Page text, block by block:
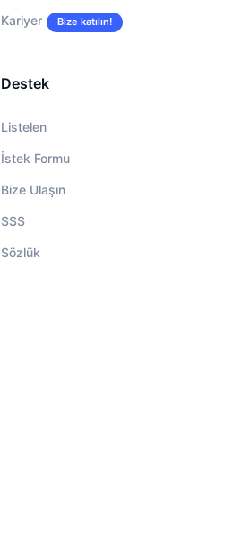
Kariyer Bize katılın!
Destek
Listelen
İstek Formu
Bize Ulaşın
SSS
Sözlük